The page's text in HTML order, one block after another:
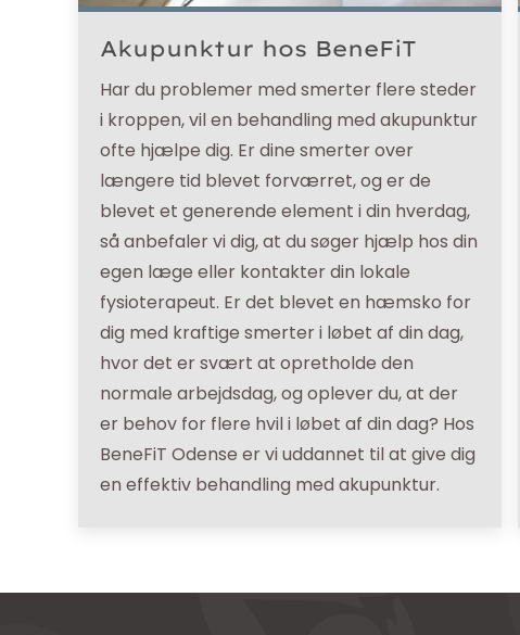
Akupunktur hos BeneFiT
Har du problemer med smerter flere steder
i kroppen, vil en behandling med akupunktur
ofte hjælpe dig. Er dine smerter over
længere tid blevet forværret, og er de
blevet et generende element i din hverdag,
så anbefaler vi dig, at du søger hjælp hos din
egen læge eller kontakter din lokale
fysioterapeut. Er det blevet en hæmsko for
dig med kraftige smerter i løbet af din dag,
hvor det er svært at opretholde den
normale arbejdsdag, og oplever du, at der
er behov for flere hvil i løbet af din dag? Hos
BeneFiT Odense er vi uddannet til at give dig
en effektiv behandling med akupunktur.